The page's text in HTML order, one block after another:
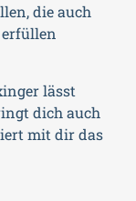
die auch
lässt
dich auch
mit dir das